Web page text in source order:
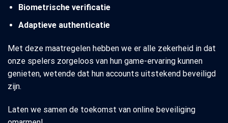
Biometrische verificatie
Adaptieve authenticatie
Met deze maatregelen hebben we er alle zekerheid in dat
onze spelers zorgeloos van hun game-ervaring kunnen
genieten, wetende dat hun accounts uitstekend beveiligd
zijn.
Laten we samen de toekomst van online beveiliging